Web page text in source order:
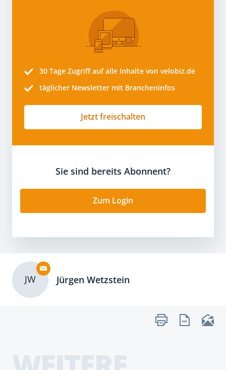
30 Tage Zugriff auf alle Inhalte von velobiz.de
täglicher Newsletter mit Brancheninfos
Jetzt freischalten
Sie sind bereits Abonnent?
Zum Login
JW Jürgen Wetzstein